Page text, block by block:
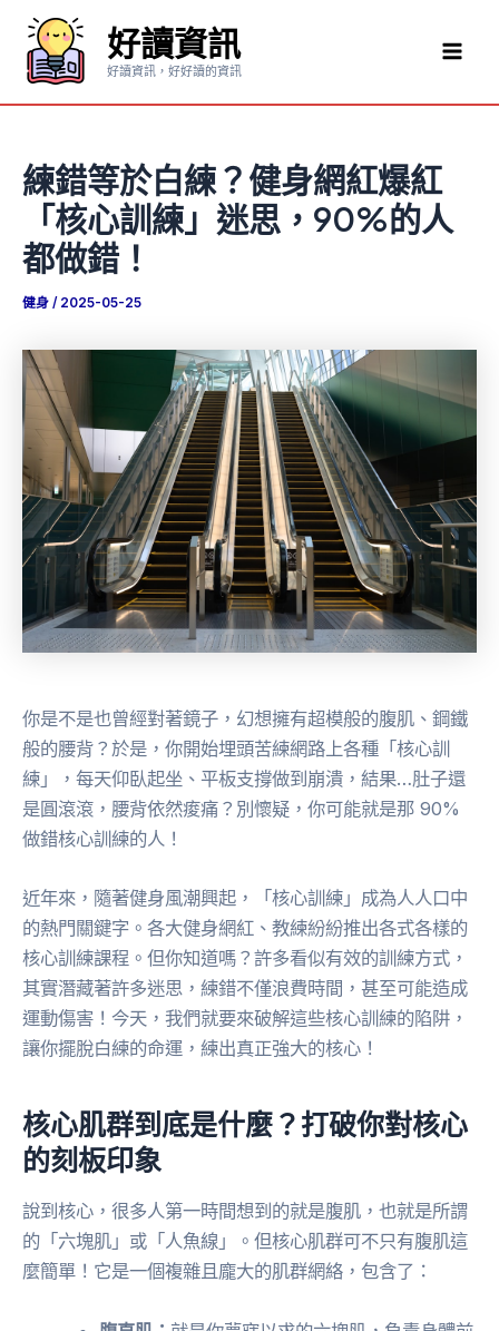
要
好讀資訊
好讀資訊，好好讀的資訊
練錯等於白練？健身網紅爆紅
「核心訓練」迷思，90%的人
都做錯！
健身 / 2025-05-25
你是不是也曾經對著鏡子，幻想擁有超模般的腹肌、鋼鐵
般的腰背？於是，你開始埋頭苦練網路上各種「核心訓
練」，每天仰臥起坐、平板支撐做到崩潰，結果…肚子還
是圓滾滾，腰背依然痠痛？別懷疑，你可能就是那 90%
做錯核心訓練的人！
近年來，隨著健身風潮興起，「核心訓練」成為人人口中
的熱門關鍵字。各大健身網紅、教練紛紛推出各式各樣的
核心訓練課程。但你知道嗎？許多看似有效的訓練方式，
其實潛藏著許多迷思，練錯不僅浪費時間，甚至可能造成
運動傷害！今天，我們就要來破解這些核心訓練的陷阱，
讓你擺脫白練的命運，練出真正強大的核心！
核心肌群到底是什麼？打破你對核心
的刻板印象
說到核心，很多人第一時間想到的就是腹肌，也就是所謂
的「六塊肌」或「人魚線」。但核心肌群可不只有腹肌這
麼簡單！它是一個複雜且龐大的肌群網絡，包含了：